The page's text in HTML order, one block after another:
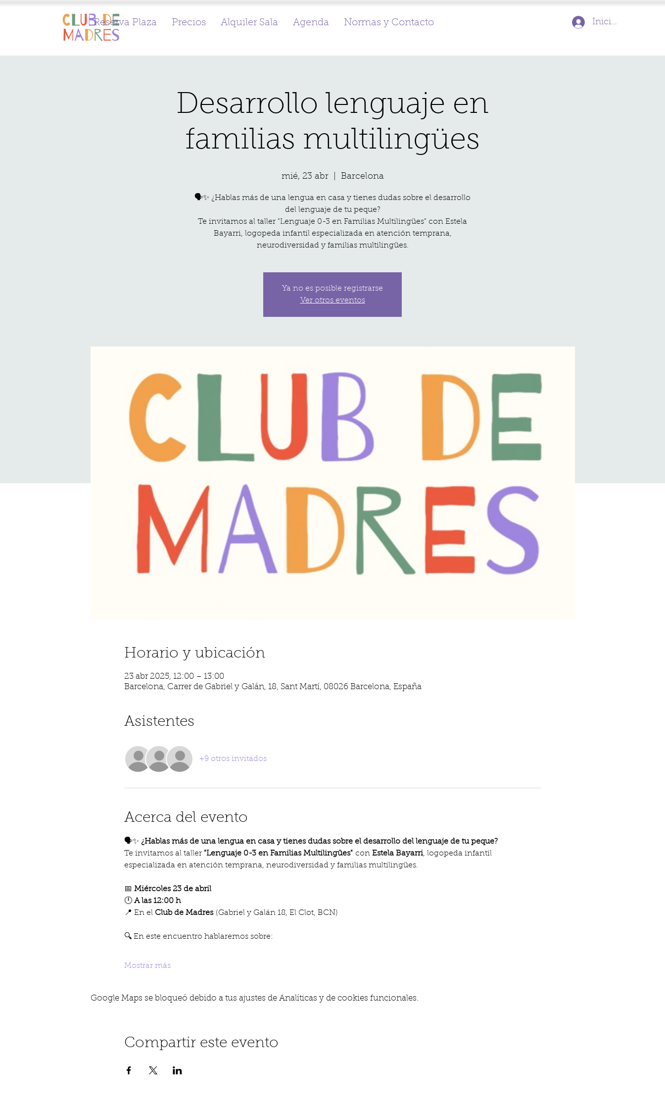
Reserva Plaza Precios Alquiler Sala Agenda Normas y Contacto Iniciar sesión
Desarrollo lenguaje en
familias multilingües
mié, 23 abr
  |
Barcelona
🗣️✨ ¿Hablas más de una lengua en casa y tienes dudas sobre el desarrollo
del lenguaje de tu peque?
Te invitamos al taller "Lenguaje 0-3 en Familias Multilingües" con Estela
Bayarri, logopeda infantil especializada en atención temprana,
neurodiversidad y familias multilingües.
Ya no es posible registrarse
Ver otros eventos
Horario y ubicación
23 abr 2025, 12:00 – 13:00
Barcelona, Carrer de Gabriel y Galán, 18, Sant Martí, 08026 Barcelona, España
Asistentes
+9 otros invitados
Acerca del evento
🗣️✨ ¿Hablas más de una lengua en casa y tienes dudas sobre el desarrollo del lenguaje de tu peque?
Te invitamos al taller "Lenguaje 0-3 en Familias Multilingües" con Estela Bayarri, logopeda infantil
especializada en atención temprana, neurodiversidad y familias multilingües.
📅 Miércoles 23 de abril
🕛 A las 12:00 h
📍 En el Club de Madres (Gabriel y Galán 18, El Clot, BCN)
🔍 En este encuentro hablaremos sobre:
Mostrar más
Google Maps se bloqueó debido a tus ajustes de Analíticas y de cookies funcionales.
Compartir este evento